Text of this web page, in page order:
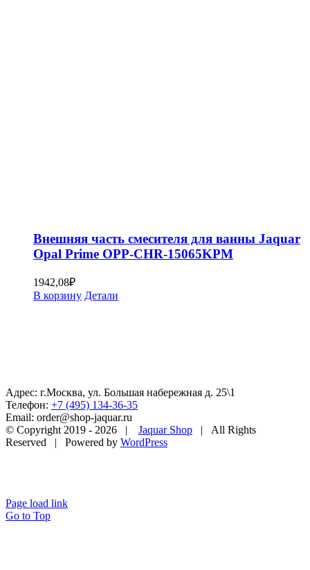
Внешняя часть смесителя для ванны Jaquar
Opal Prime OPP-CHR-15065KPM
1942,08₽
В корзину Детали
Адрес: г.Москва, ул. Большая набережная д. 25\1
Телефон: +7 (495) 134-36-35
Email: order@shop-jaquar.ru
© Copyright 2019 - 2026 | Jaquar Shop | All Rights
Reserved | Powered by WordPress
Page load link
Go to Top